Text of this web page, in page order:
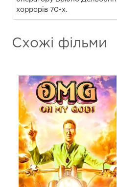
хоррорів 70-х.
Схожі фільми